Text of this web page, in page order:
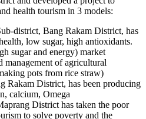
health tourism in 3 models:
district, Bang Rakam District, has
low sugar, high antioxidants.
sugar and energy) market
of agricultural
pots from rice straw)
Rakam District, has been producing
calcium, Omega
District has taken the poor
to solve poverty and the